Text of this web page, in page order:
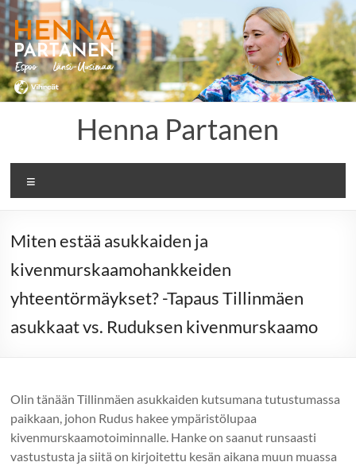
Skip
to
content
Henna Partanen
Miten estää asukkaiden ja
kivenmurskaamohankkeiden
yhteentörmäykset? -Tapaus Tillinmäen
asukkaat vs. Ruduksen kivenmurskaamo
Olin tänään Tillinmäen asukkaiden kutsumana tutustumassa
paikkaan, johon Rudus hakee ympäristölupaa
kivenmurskaamotoiminnalle. Hanke on saanut runsaasti
vastustusta ja siitä on kirjoitettu kesän aikana muun muassa